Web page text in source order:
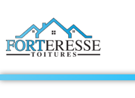
Skip
to
content